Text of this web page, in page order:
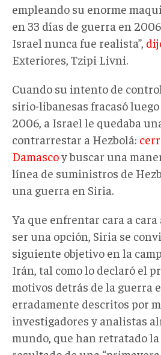
empleando su enorme
en 33 días de guerra en
Israel nunca fue realista”,
Exteriores, Tzipi Livni.
Cuando su intento de
sirio-libanesas fracasó
2006, a Israel le quedaba
contrarrestar a Hezbolá:
Damascoy buscar una
línea de suministros de
una guerra en Siria.
Ya que enfrentar cara a cara
ser una opción, Siria se
siguiente objetivo en la
Irán, tal como lo declaró el
motivos detrás de la guerra
erradamente descritos por
investigadores y analistas
mundo, que han retratado